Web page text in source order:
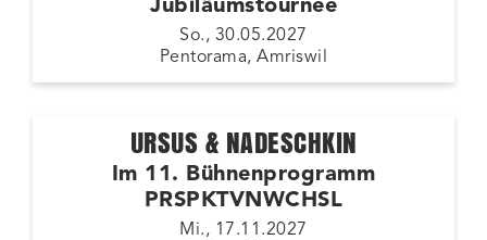
Jubiläumstournee
So., 30.05.2027
Pentorama, Amriswil
URSUS & NADESCHKIN
Im 11. Bühnenprogramm
PRSPKTVNWCHSL
Mi., 17.11.2027